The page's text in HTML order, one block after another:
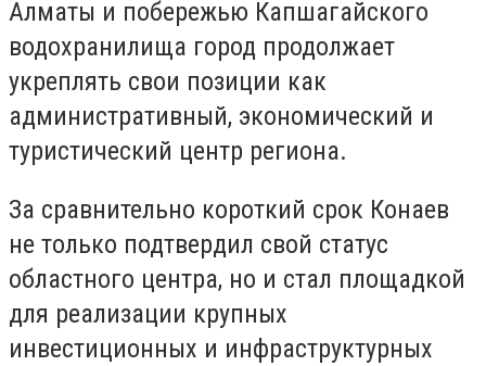
Алматы и побережью Капшагайского
водохранилища город продолжает
укреплять свои позиции как
административный, экономический и
туристический центр региона.
За сравнительно короткий срок Конаев
не только подтвердил свой статус
областного центра, но и стал площадкой
для реализации крупных
инвестиционных и инфраструктурных